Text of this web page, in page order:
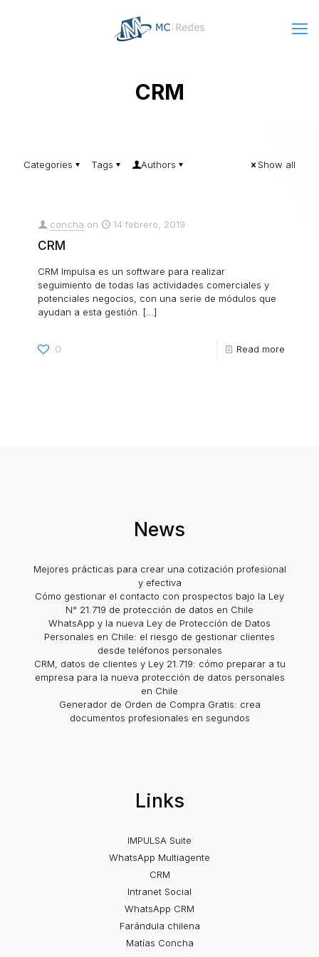
CRM
Categories Tags Authors Show all
concha on 14 febrero, 2019
CRM
CRM Impulsa es un software para realizar
seguimiento de todas las actividades comerciales y
potenciales negocios, con una serie de módulos que
ayudan a esta gestión.
[…]
0 Read more
News
Mejores prácticas para crear una cotización profesional
y efectiva
Cómo gestionar el contacto con prospectos bajo la Ley
N° 21.719 de protección de datos en Chile
WhatsApp y la nueva Ley de Protección de Datos
Personales en Chile: el riesgo de gestionar clientes
desde teléfonos personales
CRM, datos de clientes y Ley 21.719: cómo preparar a tu
empresa para la nueva protección de datos personales
en Chile
Generador de Orden de Compra Gratis: crea
documentos profesionales en segundos
Links
IMPULSA Suite
WhatsApp Multiagente
CRM
Intranet Social
WhatsApp CRM
Farándula chilena
Matías Concha